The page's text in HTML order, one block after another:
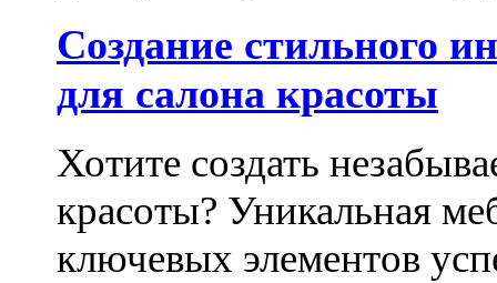
Создание стильного
для салона красоты
Хотите создать
красоты? Уникальная
ключевых элементов